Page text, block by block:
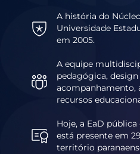
A história do
Universidade
em 2005.
A equipe
pedagógica,
acompanhamento,
recursos
Hoje, a EaD
está presente em
território